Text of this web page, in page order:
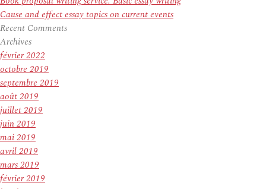
Cause and effect essay topics on current events
Recent Comments
Archives
février 2022
octobre 2019
septembre 2019
août 2019
juillet 2019
juin 2019
mai 2019
avril 2019
mars 2019
février 2019